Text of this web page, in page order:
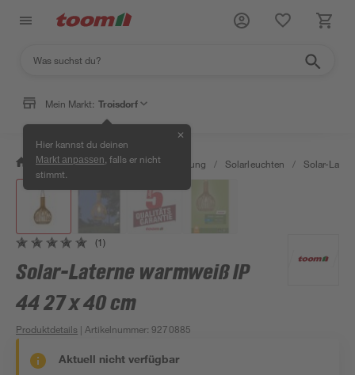
Mein Markt: Troisdorf
Hier kannst du deinen
Markt anpassen , falls er nicht
stimmt.
✕
/ Wohnen & Haushalt / Beleuchtung / Solarleuchten / Solar-
(1)
Solar-Laterne warmweiß IP
44 27 x 40 cm
Produktdetails | Artikelnummer:9270885
Aktuell nicht verfügbar